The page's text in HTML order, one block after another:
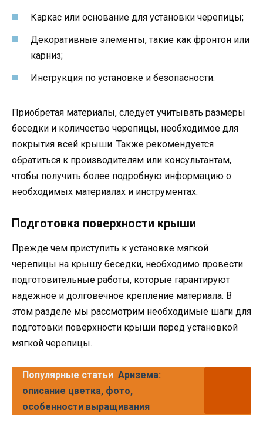
Каркас или основание для установки черепицы;
Декоративные элементы, такие как фронтон или
карниз;
Инструкция по установке и безопасности.
Приобретая материалы, следует учитывать размеры
беседки и количество черепицы, необходимое для
покрытия всей крыши. Также рекомендуется
обратиться к производителям или консультантам,
чтобы получить более подробную информацию о
необходимых материалах и инструментах.
Подготовка поверхности крыши
Прежде чем приступить к установке мягкой
черепицы на крышу беседки, необходимо провести
подготовительные работы, которые гарантируют
надежное и долговечное крепление материала. В
этом разделе мы рассмотрим необходимые шаги для
подготовки поверхности крыши перед установкой
мягкой черепицы.
Популярные статьи Аризема:
описание цветка, фото,
особенности выращивания